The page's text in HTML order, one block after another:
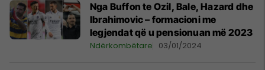
Nga Buffon te Ozil, Bale, Hazard dhe
Ibrahimovic – formacioni me
legjendat që u pensionuan më 2023
Ndërkombëtare 03/01/2024